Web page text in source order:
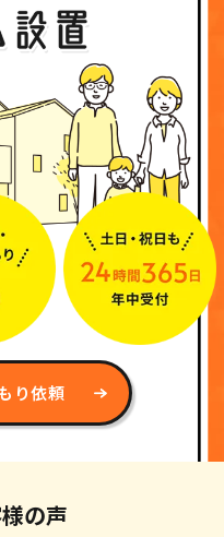
ラム
600
不定休
い合わせ
り依頼
の声